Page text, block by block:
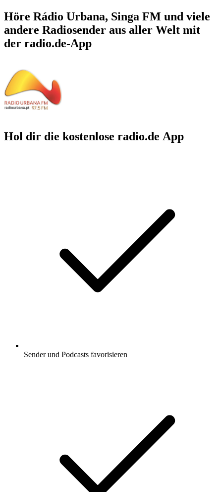
Höre Rádio Urbana, Singa FM und viele
andere Radiosender aus aller Welt mit
der radio.de-App
Hol dir die kostenlose radio.de App
Sender und Podcasts favorisieren